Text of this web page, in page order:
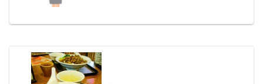
ぐ家に向かって自転車を走らせていまし